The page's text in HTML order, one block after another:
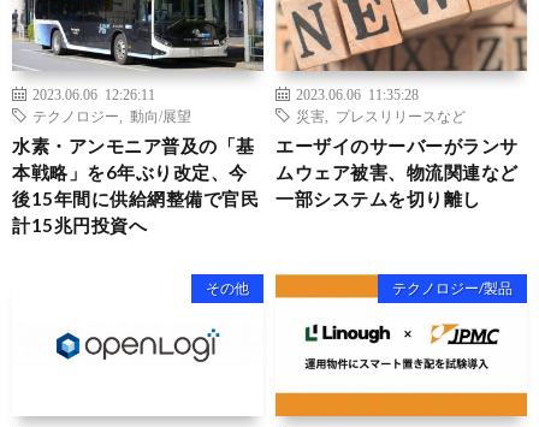
2023.06.06 12:26:11
テクノロジー
動向/展望
水素・アンモニア普及の「基
本戦略」を6年ぶり改定、今
後15年間に供給網整備で官民
計15兆円投資へ
2023.06.06 11:35:28
災害
プレスリリースなど
エーザイのサーバーがランサ
ムウェア被害、物流関連など
一部システムを切り離し
その他 テクノロジー/製品